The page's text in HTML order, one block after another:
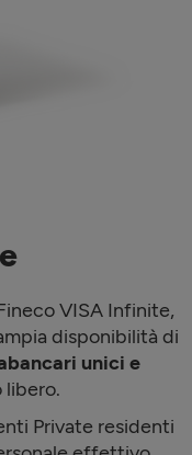
VISA Infinite,
disponibilità di
unici e
libero.
Private residenti